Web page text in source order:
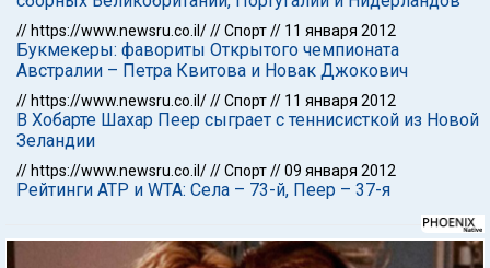
// https://www.newsru.co.il///Спорт// 11 января 2012
Букмекеры: фавориты Открытого чемпионата
Австралии – Петра Квитова и Новак Джокович
// https://www.newsru.co.il///Спорт// 11 января 2012
В Хобарте Шахар Пеер сыграет с теннисисткой из Новой
Зеландии
// https://www.newsru.co.il///Спорт//09 января 2012
Рейтинги АТР и WTA: Села – 73-й, Пеер – 37-я